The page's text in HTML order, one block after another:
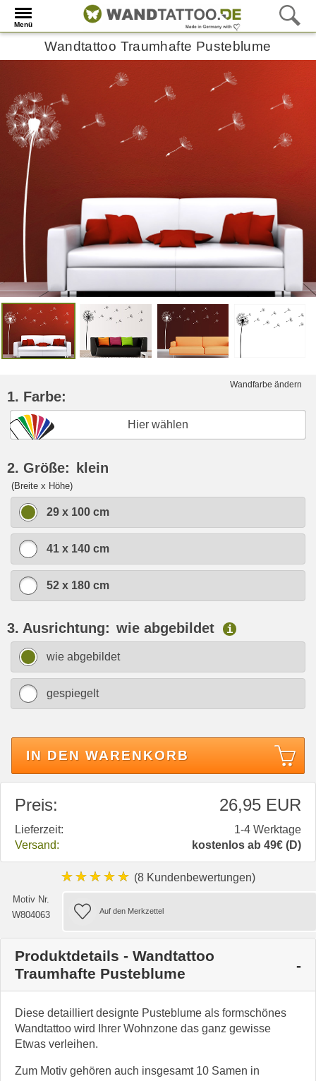
Menü
Wandtattoo Traumhafte Pusteblume
Wandfarbe ändern
1. Farbe:
Hier wählen
2. Größe: klein
(Breite x Höhe)
29 x 100 cm
41 x 140 cm
52 x 180 cm
3. Ausrichtung: wie abgebildet i
wie abgebildet
gespiegelt
IN DEN WARENKORB
Preis: 26,95 EUR
Lieferzeit:
1-4 Werktage
Versand:
kostenlos ab 49€ (D)
★★★★★ (8 Kundenbewertungen)
Motiv Nr.
W804063
Produktdetails - Wandtattoo
Traumhafte Pusteblume
Diese detailliert designte Pusteblume als formschönes
Wandtattoo wird Ihrer Wohnzone das ganz gewisse
Etwas verleihen.
Zum Motiv gehören auch insgesamt 10 Samen in